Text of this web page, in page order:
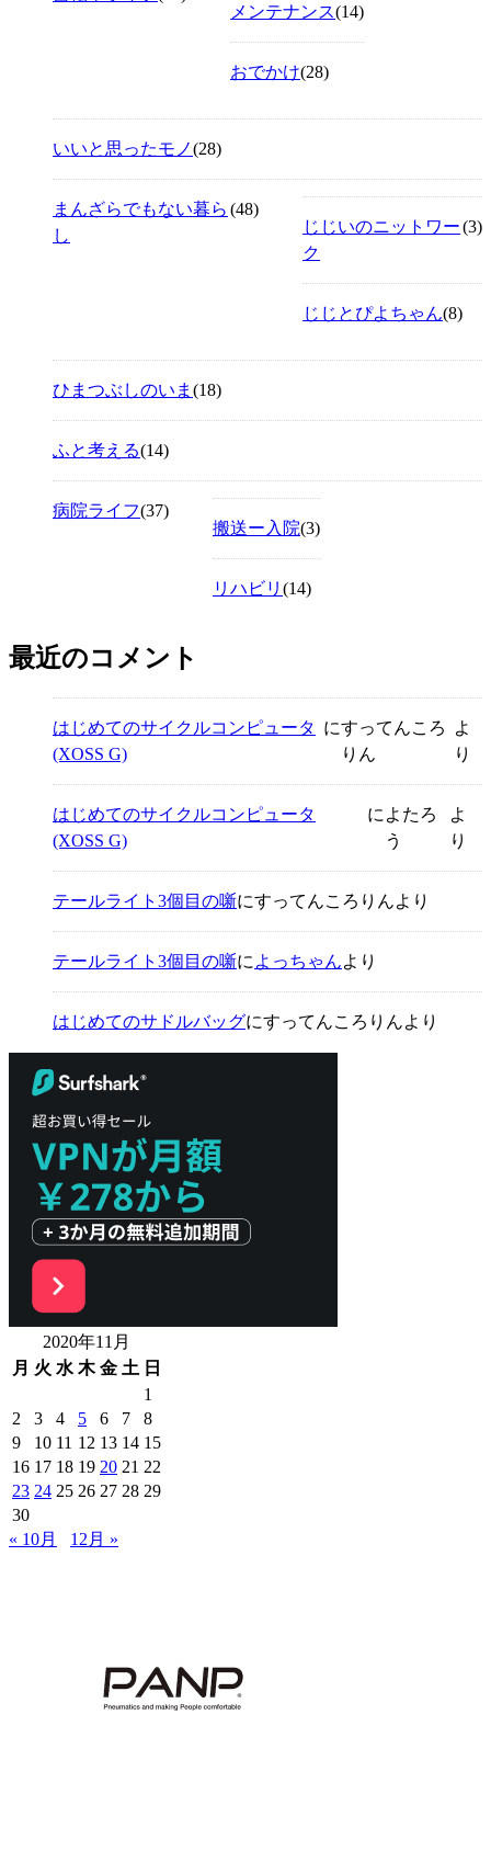
メンテナンス(14)
おでかけ(28)
いいと思ったモノ(28)
まんざらでもない暮ら
し
(48)
じじいのニットワー
ク
(3)
じじとぴよちゃん(8)
ひまつぶしのいま (18)
ふと考える(14)
病院ライフ(37)
搬送ー入院(3)
リハビリ (14)
最近のコメント
はじめてのサイクルコンピュータ
(XOSS G)
にすってんころ
りん
よ
り
はじめてのサイクルコンピュータ
(XOSS G)
に よたろ
う
よ
り
テールライト3個目の噺にすってんころりんより
テールライト3個目の噺に よっちゃんより
はじめてのサドルバッグにすってんころりんより
2020年11月
月 火 水 木 金 土 日
1
2
3 4 5 6 7
8
9
10 11 12 13 14 15
16 17 18 19 20 21 22
23 24 25 26 27 28 29
30
« 10月
12月 »